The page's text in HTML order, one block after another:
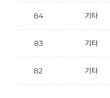
84 기타
83 기타
82 기타